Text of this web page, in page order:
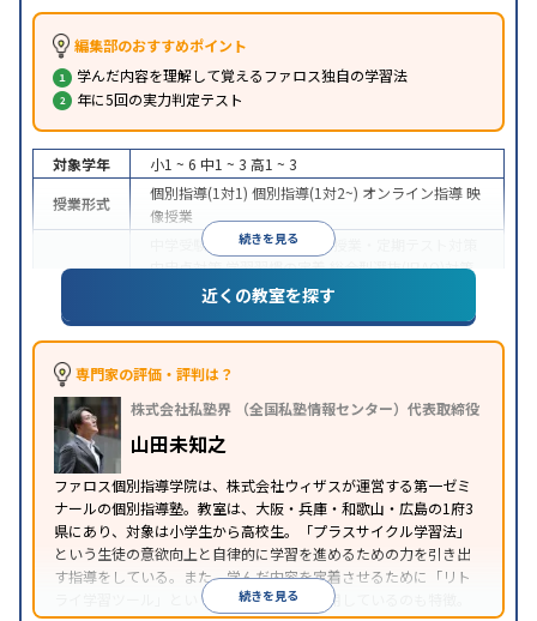
編集部のおすすめポイント
学んだ内容を理解して覚えるファロス独自の学習法
年に5回の実力判定テスト
続きを見る
対象学年 小1 ~ 6 中1 ~ 3 高1 ~ 3
授業形式
個別指導(1対1) 個別指導(1対2~) オンライン指導映
像授業
中学受験 高校受験大学受験
授業・定期テスト対策
内申点対策学習習慣の定着総合型選抜(旧AO)対策
推薦入試対策 学校別特化対策
特徴
中高一貫校生に対応
応
学習にPC・タブレットを利用
科目から受講可能 季節講習のみの受講可自習室あ
り
近くの教室を探す
専門家の評価・評判は？
株式会社私塾界 （全国私塾情報センター）代表取締役
山田未知之
ファロス個別指導学院は、株式会社ウィザスが運営する第一ゼミ
ナールの個別指導塾。教室は、大阪・兵庫・和歌山・広島の1府3
県にあり、対象は小学生から高校生。「プラスサイクル学習法」
という生徒の意欲向上と自律的に学習を進めるための力を引き出
す指導をしている。また、学んだ内容を定着させるために「リト
ライ学習ツール」という独自のツールを活用しているのも特徴。
続きを見る